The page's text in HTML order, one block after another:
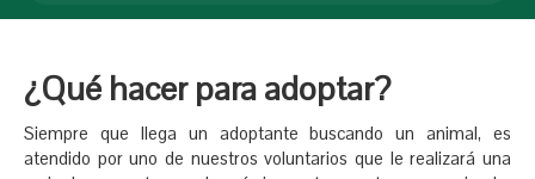
¿Qué hacer para adoptar?
Siempre que llega un adoptante buscando un animal, es
atendido por uno de nuestros voluntarios que le realizará una